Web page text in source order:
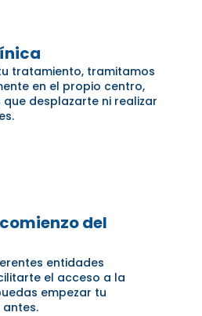
tratamiento, tramitamos
en el propio centro,
desplazarte ni realizar
del
entidades
el acceso a la
empezar tu